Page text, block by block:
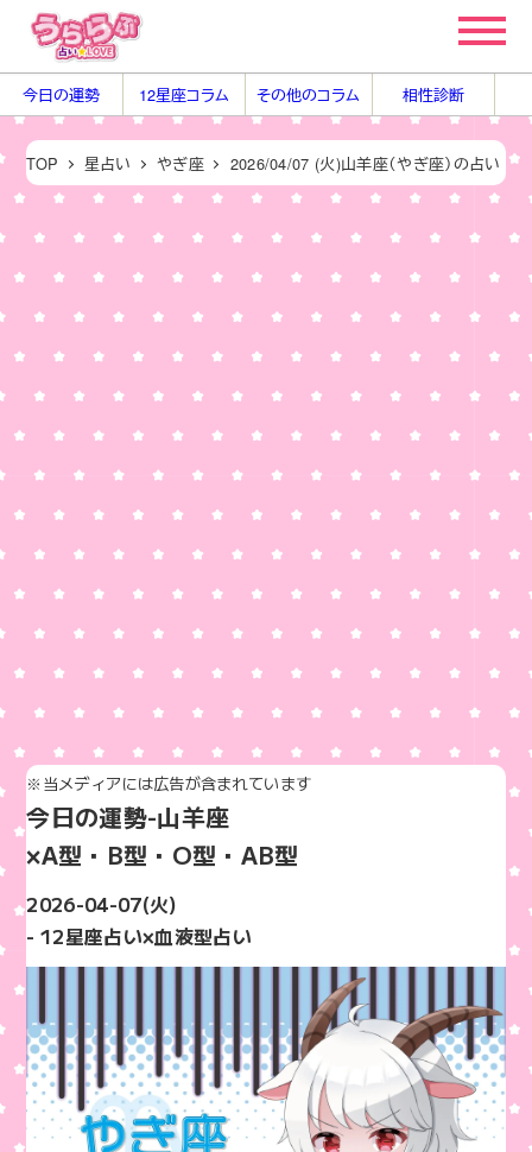
ン
コ
ン
ツ
へ
移
動
今日の運勢 12星座コラム その他のコラム 相性診断
TOP 星占い やぎ座 2026/04/07 (火)山羊座（やぎ座）の占い
※当メディアには広告が含まれています
今日の運勢-山羊座
×A型・B型・O型・AB型
2026-04-07(火)
- 12星座占い×血液型占い